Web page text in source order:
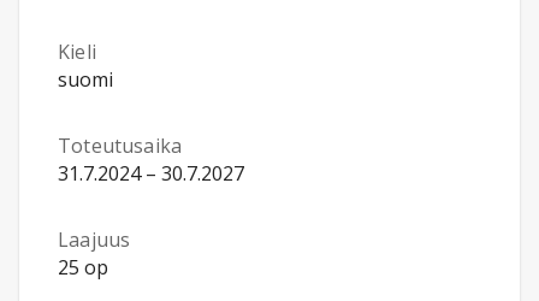
Kieli
suomi
Toteutusaika
31.7.2024 – 30.7.2027
Laajuus
25 op